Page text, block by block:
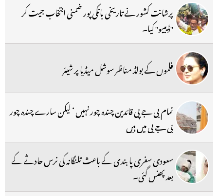
پرشانت کشور نے تاریخی بانکی پور ضمنی انتخاب جیت کر
''ڈیبیو'' کیا۔
فلموں کے بولڈ مناظر سوشل میڈیا پر شیئر
تمام بی جے پی قائدین چندہ چور نہیں ‘ لیکن سارے چندہ چور
بی جے پی میں ہیں
سعودی سفری پابندی کے باعث تلنگانہ کی نرس حادثے کے
بعد پھنس گئی۔